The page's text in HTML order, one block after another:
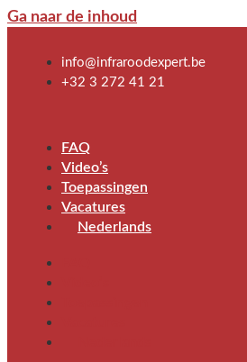
Ga naar de inhoud
info@infraroodexpert.be
+32 3 272 41 21
FAQ
Video’s
Toepassingen
Vacatures
Nederlands